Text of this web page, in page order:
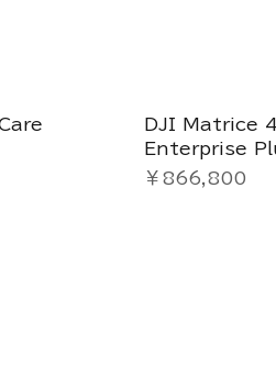
DJI Matrice
Enterprise
価格
￥866,800